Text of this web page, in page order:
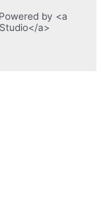
by <a
a>